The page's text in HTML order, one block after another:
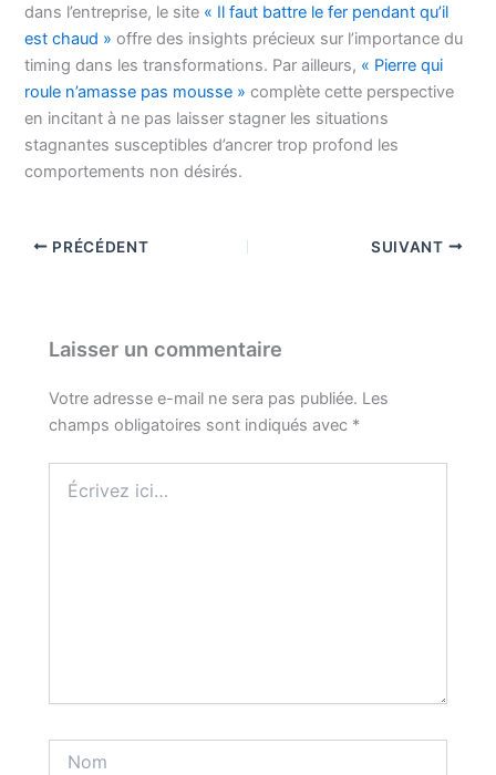
dans l’entreprise, le site « Il faut battre le fer pendant qu’il
est chaud » offre des insights précieux sur l’importance du
timing dans les transformations. Par ailleurs, « Pierre qui
roule n’amasse pas mousse » complète cette perspective
en incitant à ne pas laisser stagner les situations
stagnantes susceptibles d’ancrer trop profond les
comportements non désirés.
PRÉCÉDENT SUIVANT
Laisser un commentaire
Votre adresse e-mail ne sera pas publiée. Les
champs obligatoires sont indiqués avec *
ici…